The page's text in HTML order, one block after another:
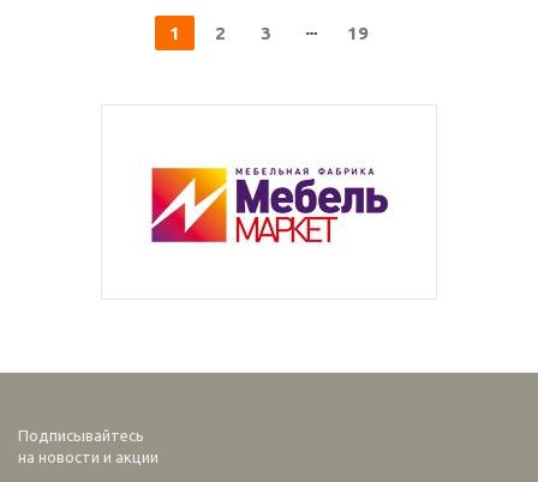
1 2 3 19
Подписывайтесь
на новости и акции